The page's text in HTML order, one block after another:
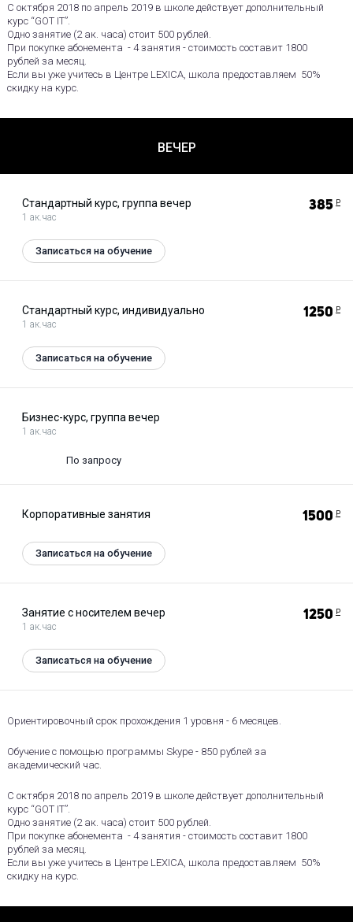
С октября 2018 по апрель 2019 в школе действует дополнительный
курс “GOT IT”.
Одно занятие (2 ак. часа) стоит 500 рублей.
При покупке абонемента - 4 занятия - стоимость составит 1800
рублей за месяц.
Если вы уже учитесь в Центре LEXICA, школа предоставляем 50%
скидку на курс.
ВЕЧЕР
Стандартный курс, группа вечер
1 ак.час
385 Р
Записаться на обучение
Стандартный курс, индивидуально
1 ак.час
1250 Р
Записаться на обучение
Бизнес-курс, группа вечер
1 ак.час
По запросу
Корпоративные занятия 1500 Р
Записаться на обучение
Занятие с носителем вечер
1 ак.час
1250 Р
Записаться на обучение
Ориентировочный срок прохождения 1 уровня - 6 месяцев.
Обучение с помощью программы Skype - 850 рублей за
академический час.
С октября 2018 по апрель 2019 в школе действует дополнительный
курс “GOT IT”.
Одно занятие (2 ак. часа) стоит 500 рублей.
При покупке абонемента - 4 занятия - стоимость составит 1800
рублей за месяц.
Если вы уже учитесь в Центре LEXICA, школа предоставляем 50%
скидку на курс.